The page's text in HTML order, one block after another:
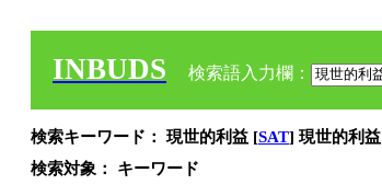
INBUDS 検索語入力欄：
検索キーワード： 現世的利益 [SAT] 現世的利益
検索対象： キーワード